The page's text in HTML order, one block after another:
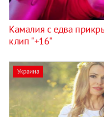
Камалия с едва
клип "+16"
Украина